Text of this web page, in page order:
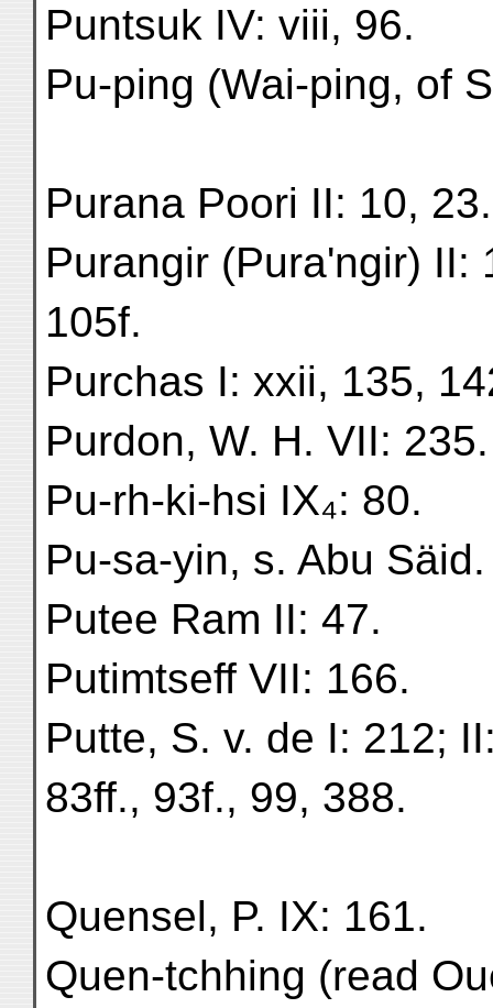
Puntsuk IV: viii, 96.
Pu-ping (Wai-ping, of
Purana Poori II: 10, 23.
Purangir (Pura'ngir) II:
105f.
Purchas I: xxii, 135,
Purdon, W. H. VII: 235.
Pu-rh-ki-hsi IX₄: 80.
Pu-sa-yin, s. Abu Säid.
Putee Ram II: 47.
Putimtseff VII: 166.
Putte, S. v. de I: 212;
83ff., 93f., 99, 388.
Quensel, P. IX: 161.
Quen-tchhing (read